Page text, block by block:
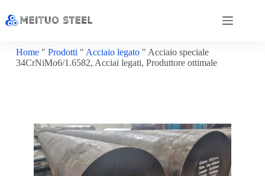
Home" Prodotti " Acciaio legato" Acciaio speciale
34CrNiMo6/1.6582, Acciai legati, Produttore ottimale